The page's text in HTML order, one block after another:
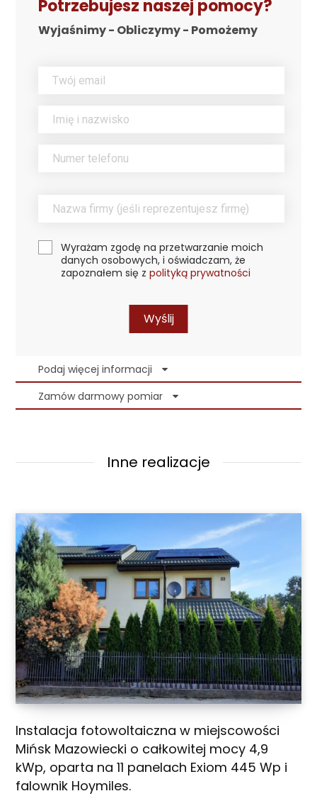
Potrzebujesz naszej pomocy?
Wyjaśnimy - Obliczymy - Pomożemy
Wyrażam zgodę na przetwarzanie moich
danych osobowych, i oświadczam, że
zapoznałem się z polityką prywatności
Wyślij
Podaj więcej informacji
Zamów darmowy pomiar
Inne realizacje
Instalacja fotowoltaiczna w miejscowości
Mińsk Mazowiecki o całkowitej mocy 4,9
kWp, oparta na 11 panelach Exiom 445 Wp i
falownik Hoymiles.